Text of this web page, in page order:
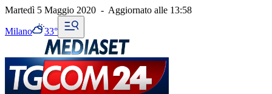
Martedì 5 Maggio 2020 - Aggiornato alle 13:58
Milano 33°